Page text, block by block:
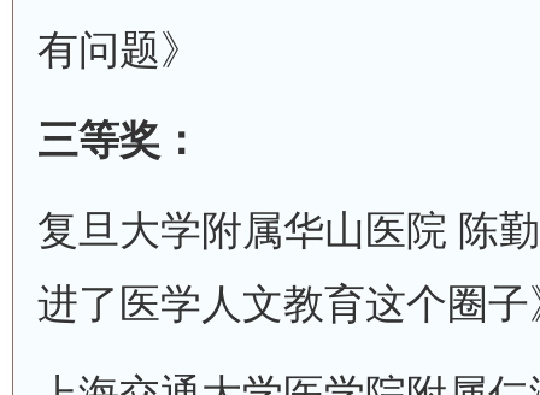
有问题》
三等奖：
复旦大学附属华山医院 陈
进了医学人文教育这个圈子